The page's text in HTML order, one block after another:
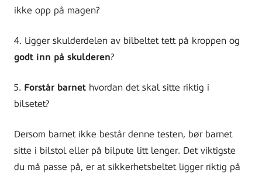
ikke opp på magen?
4. Ligger skulderdelen av bilbeltet tett på kroppen og
godt inn på skulderen?
5. Forstår barnet hvordan det skal sitte riktig i
bilsetet?
Dersom barnet ikke består denne testen, bør barnet
sitte i bilstol eller på bilpute litt lenger. Det viktigste
du må passe på, er at sikkerhetsbeltet ligger riktig på